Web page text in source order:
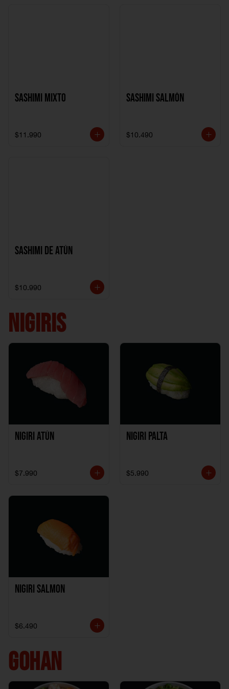
Sashimi Mixto
$11.990
Sashimi Salmón
$10.490
Sashimi de Atún
$10.990
NIGIRIS
Nigiri Atún
$7.990
Nigiri Palta
$5.990
Nigiri Salmon
$6.490
GOHAN